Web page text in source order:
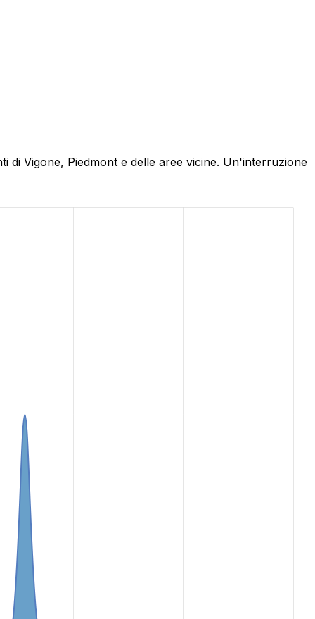
di Vigone, Piedmont e delle aree vicine. Un'interruzione